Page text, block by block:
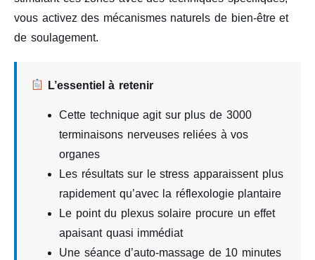
vous activez des mécanismes naturels de bien-être et
de soulagement.
L’essentiel à retenir
Cette technique agit sur plus de 3000
terminaisons nerveuses reliées à vos
organes
Les résultats sur le stress apparaissent plus
rapidement qu’avec la réflexologie plantaire
Le point du plexus solaire procure un effet
apaisant quasi immédiat
Une séance d’auto-massage de 10 minutes